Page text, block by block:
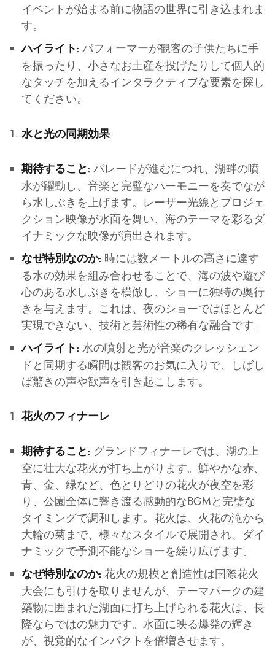
イベントが始まる前に物語の世界に引き込まれま
す。
ハイライト: パフォーマーが観客の子供たちに手
を振ったり、小さなお土産を投げたりして個人的
なタッチを加えるインタラクティブな要素を探し
てください。
水と光の同期効果
期待すること: パレードが進むにつれ、湖畔の噴
水が躍動し、音楽と完璧なハーモニーを奏でなが
ら水しぶきを上げます。レーザー光線とプロジェ
クション映像が水面を舞い、海のテーマを彩るダ
イナミックな映像が演出されます。
なぜ特別なのか: 時には数メートルの高さに達す
る水の効果を組み合わせることで、海の波や遊び
心のある水しぶきを模倣し、ショーに独特の奥行
きを与えます。これは、夜のショーではほとんど
実現できない、技術と芸術性の稀有な融合です。
ハイライト: 水の噴射と光が音楽のクレッシェン
ドと同期する瞬間は観客のお気に入りで、しばし
ば驚きの声や歓声を引き起こします。
花火のフィナーレ
期待すること: グランドフィナーレでは、湖の上
空に壮大な花火が打ち上がります。鮮やかな赤、
青、金、緑など、色とりどりの花火が夜空を彩
り、公園全体に響き渡る感動的なBGMと完璧な
タイミングで調和します。花火は、火花の滝から
大輪の菊まで、様々なスタイルで展開され、ダイ
ナミックで予測不能なショーを繰り広げます。
なぜ特別なのか: 花火の規模と創造性は国際花火
大会にも引けを取りませんが、テーマパークの建
築物に囲まれた湖面に打ち上げられる花火は、長
隆ならではの魅力です。水面に映る爆発の輝き
が、視覚的なインパクトを倍増させます。